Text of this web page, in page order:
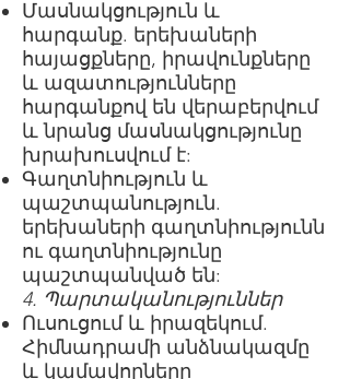
Մասնակցություն և
հարգանք. երեխաների
հայացքները, իրավունքները
և ազատությունները
հարգանքով են վերաբերվում
և նրանց մասնակցությունը
խրախուսվում է:
Գաղտնիություն և
պաշտպանություն.
երեխաների գաղտնիությունն
ու գաղտնիությունը
պաշտպանված են:
4. Պարտականություններ
Ուսուցում և իրազեկում.
Հիմնադրամի անձնակազմը
և կամավորները